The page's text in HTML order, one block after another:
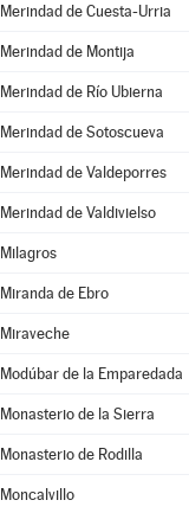
Merindad de Cuesta-Urria
Merindad de Montija
Merindad de Río Ubierna
Merindad de Sotoscueva
Merindad de Valdeporres
Merindad de Valdivielso
Milagros
Miranda de Ebro
Miraveche
Modúbar de la Emparedada
Monasterio de la Sierra
Monasterio de Rodilla
Moncalvillo